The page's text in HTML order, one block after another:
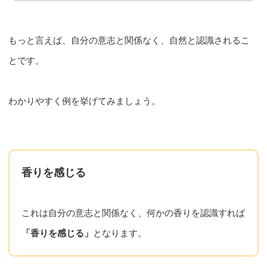
もっと言えば、自分の意志と関係なく、自然と認識されるこ
とです。
わかりやすく例を挙げてみましょう。
香りを感じる
これは自分の意志と関係なく、何かの香りを認識すれば
「香りを感じる」 となります。